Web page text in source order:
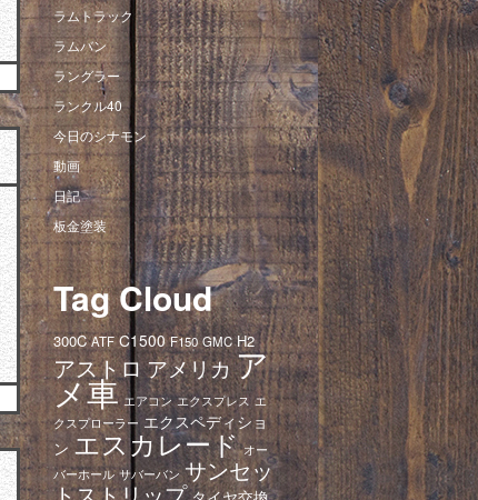
ラムトラック
ラムバン
ラングラー
ランクル40
今日のシナモン
動画
日記
板金塗装
Tag Cloud
300C ATF C1500 F150 GMC H2
アストロアメリカア
メ車 エアコン エクスプレス エ
クスプローラー エクスペディショ
ン エスカレード オー
バーホール サバーバン サンセッ